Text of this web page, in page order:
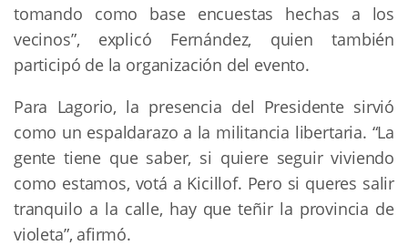
tomando como base encuestas hechas a los
vecinos”, explicó Fernández, quien también
participó de la organización del evento.
Para Lagorio, la presencia del Presidente sirvió
como un espaldarazo a la militancia libertaria. “La
gente tiene que saber, si quiere seguir viviendo
como estamos, votá a Kicillof. Pero si queres salir
tranquilo a la calle, hay que teñir la provincia de
violeta”, afirmó.